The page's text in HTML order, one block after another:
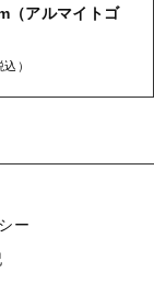
（アルマイトゴ
込）
ー